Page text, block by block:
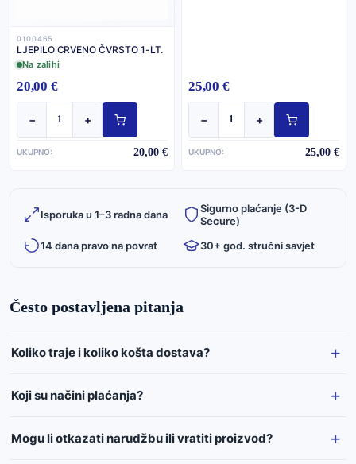
0100465
LJEPILO CRVENO ČVRSTO 1-LT.
Na zalihi
20,00 €
− +
UKUPNO: 20,00 €
25,00 €
− +
UKUPNO: 25,00 €
Isporuka u 1–3 radna dana
Sigurno plaćanje (3-D
Secure)
14 dana pravo na povrat
30+ god. stručni savjet
Često postavljena pitanja
Koliko traje i koliko košta dostava?
Koji su načini plaćanja?
Mogu li otkazati narudžbu ili vratiti proizvod?